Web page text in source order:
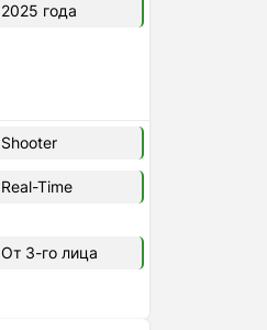
2025 года
Shooter
Real-Time
От 3-го лица